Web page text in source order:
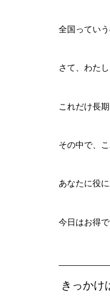
全国ってい
さて、わた
これだけ長
その中で、
あなたに役
今日はお得
きっかけ